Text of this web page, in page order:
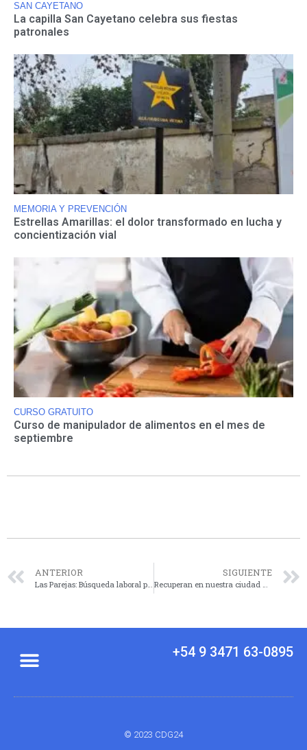
SAN CAYETANO
La capilla San Cayetano celebra sus fiestas
patronales
MEMORIA Y PREVENCIÓN
Estrellas Amarillas: el dolor transformado en lucha y
concientización vial
CURSO GRATUITO
Curso de manipulador de alimentos en el mes de
septiembre
ANTERIOR
Las Parejas: Búsqueda laboral para estudiantes de Ingeniería, Arquitectura o Maestro Mayor de Obra
SIGUIENTE
Recuperan en nuestra ciudad una motocicleta robada en Villa Gobernador Gálvez
+54 9 3471 63-0895
© 2023 CDG24